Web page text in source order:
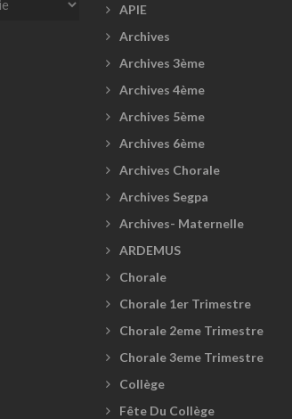
APIE
Archives
Archives 3ème
Archives 4ème
Archives 5ème
Archives 6ème
Archives Chorale
Archives Segpa
Archives- Maternelle
ARDEMUS
Chorale
Chorale 1er Trimestre
Chorale 2eme Trimestre
Chorale 3eme Trimestre
Collège
Fête Du Collège